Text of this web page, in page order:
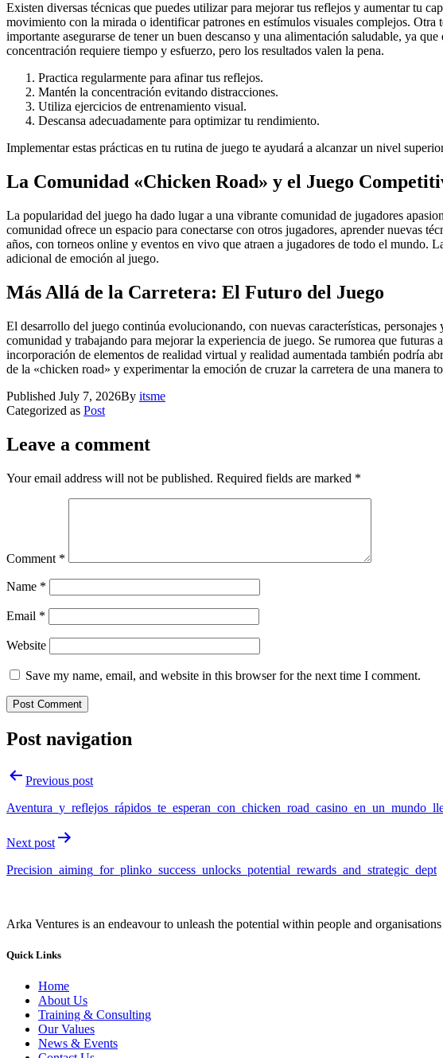
Existen diversas técnicas que puedes utilizar para mejorar tus reflejos y aumentar tu
movimiento con la mirada o identificar patrones en estímulos visuales complejos.
importante asegurarse de tener un buen descanso y una alimentación saludable, ya
concentración requiere tiempo y esfuerzo, pero los resultados valen la pena.
Practica regularmente para afinar tus reflejos.
Mantén la concentración evitando distracciones.
Utiliza ejercicios de entrenamiento visual.
Descansa adecuadamente para optimizar tu rendimiento.
Implementar estas prácticas en tu rutina de juego te ayudará a alcanzar un nivel
La Comunidad «Chicken Road» y el Juego
La popularidad del juego ha dado lugar a una vibrante comunidad de jugadores
comunidad ofrece un espacio para conectarse con otros jugadores, aprender nuevas
años, con torneos online y eventos en vivo que atraen a jugadores de todo el mundo.
adicional de emoción al juego.
Más Allá de la Carretera: El Futuro del Juego
El desarrollo del juego continúa evolucionando, con nuevas características,
comunidad y trabajando para mejorar la experiencia de juego. Se rumorea que
incorporación de elementos de realidad virtual y realidad aumentada también podría
de la «chicken road» y experimentar la emoción de cruzar la carretera de una manera
Published July 7, 2026By itsme
Categorized as Post
Leave a comment
Your email address will not be published. Required fields are marked *
Comment *
Name *
Email *
Website
Save my name, email, and website in this browser for the next time I comment.
Post navigation
Previous post
Next post
Precision_aiming_for_plinko_success_unlocks_potential_rewards_and_strategic_dept
Arka Ventures is an endeavour to unleash the potential within people and
Quick Links
Home
About Us
Training & Consulting
Our Values
News & Events